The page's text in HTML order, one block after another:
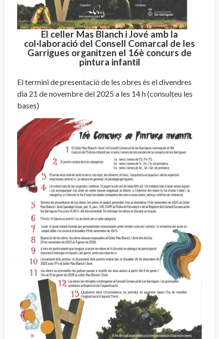
El celler Mas Blanch i Jové amb la
col·laboració del Consell Comarcal de les
Garrigues organitzen el 16è concurs de
pintura infantil
El termini de presentació de les obres és el divendres
dia 21 de novembre del 2025 a les 14 h (consulteu les
bases)